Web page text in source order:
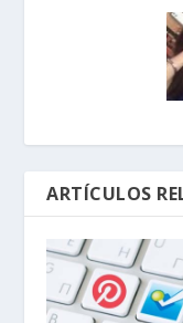
ARTÍCULOS